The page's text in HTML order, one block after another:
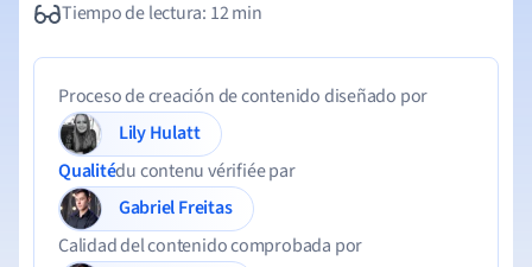
Tiempo de lectura: 12 min
Proceso de creación de contenido diseñado por
Lily Hulatt
Qualitédu contenu vérifiée par
Gabriel Freitas
Calidad del contenido comprobada por